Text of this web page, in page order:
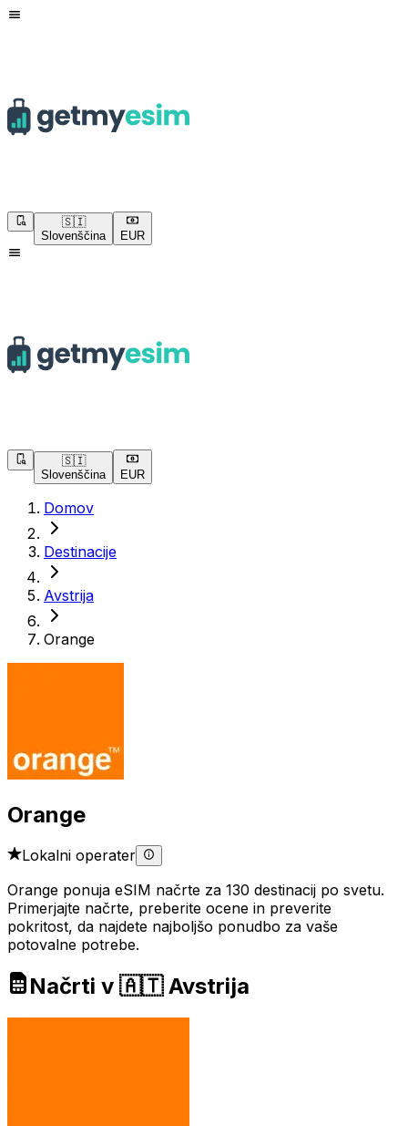
🇸🇮
Slovenščina
EUR
🇸🇮
Slovenščina
EUR
Domov
Destinacije
Avstrija
Orange
Orange
Lokalni operater
Orange ponuja eSIM načrte za 130 destinacij po svetu.
Primerjajte načrte, preberite ocene in preverite
pokritost, da najdete najboljšo ponudbo za vaše
potovalne potrebe.
Načrti v 🇦🇹 Avstrija